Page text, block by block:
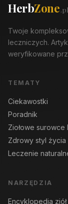
HerbZone.pl
Twoje
leczniczych.
weryfikowane
TEMATY
Ciekawostki
Poradnik
Ziołowe
Zdrowy styl życia
Leczenie
NARZĘDZIA
Encyklopedia ziół